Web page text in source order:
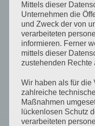
PHOENIX SMART IP43
Smart IP43 Charger 24/
120-240V
€458,00 inkl 20% Mwst
5-9 Werktage
Mittels dieser
Unternehmen die
und Zweck der von
verarbeiteten
informieren. Ferner
mittels dieser
zustehenden Rechte
Wir haben als für die
zahlreiche
Maßnahmen
lückenlosen Schutz
verarbeiteten